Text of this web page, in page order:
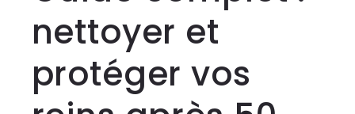
nettoyer et
protéger vos